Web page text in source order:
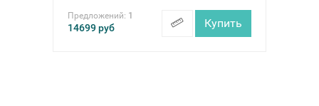
Предложений: 1
14699руб Купить